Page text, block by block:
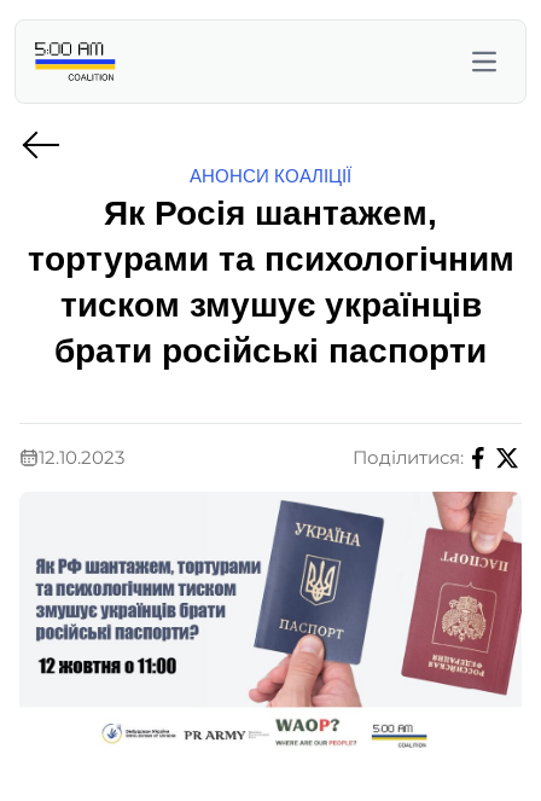
АНОНСИ КОАЛІЦІЇ
Як Росія шантажем,
тортурами та психологічним
тиском змушує українців
брати російські паспорти
12.10.2023 Поділитися: